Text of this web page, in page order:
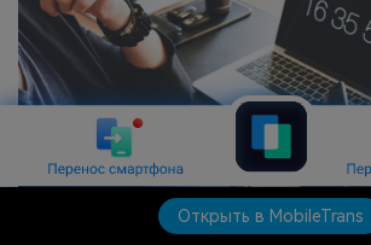
Открыть в MobileTrans